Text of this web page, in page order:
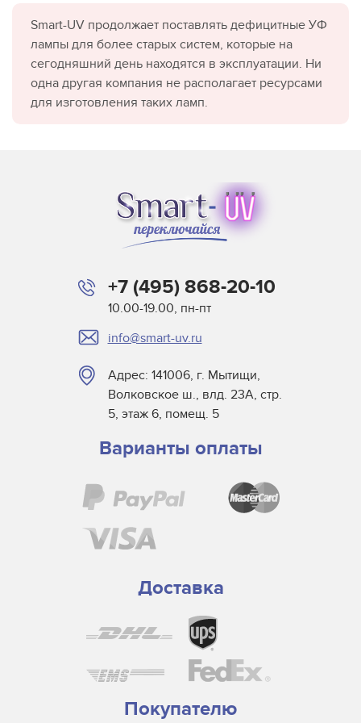
Smart-UV продолжает поставлять дефицитные УФ
лампы для более старых систем, которые на
сегодняшний день находятся в эксплуатации. Ни
одна другая компания не располагает ресурсами
для изготовления таких ламп.
+7 (495) 868-20-10
10.00-19.00, пн-пт
info@smart-uv.ru
Адрес: 141006, г. Мытищи,
Волковское ш., влд. 23А, стр.
5, этаж 6, помещ. 5
Варианты оплаты
Доставка
Покупателю